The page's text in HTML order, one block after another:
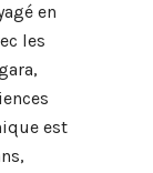
en
les
est